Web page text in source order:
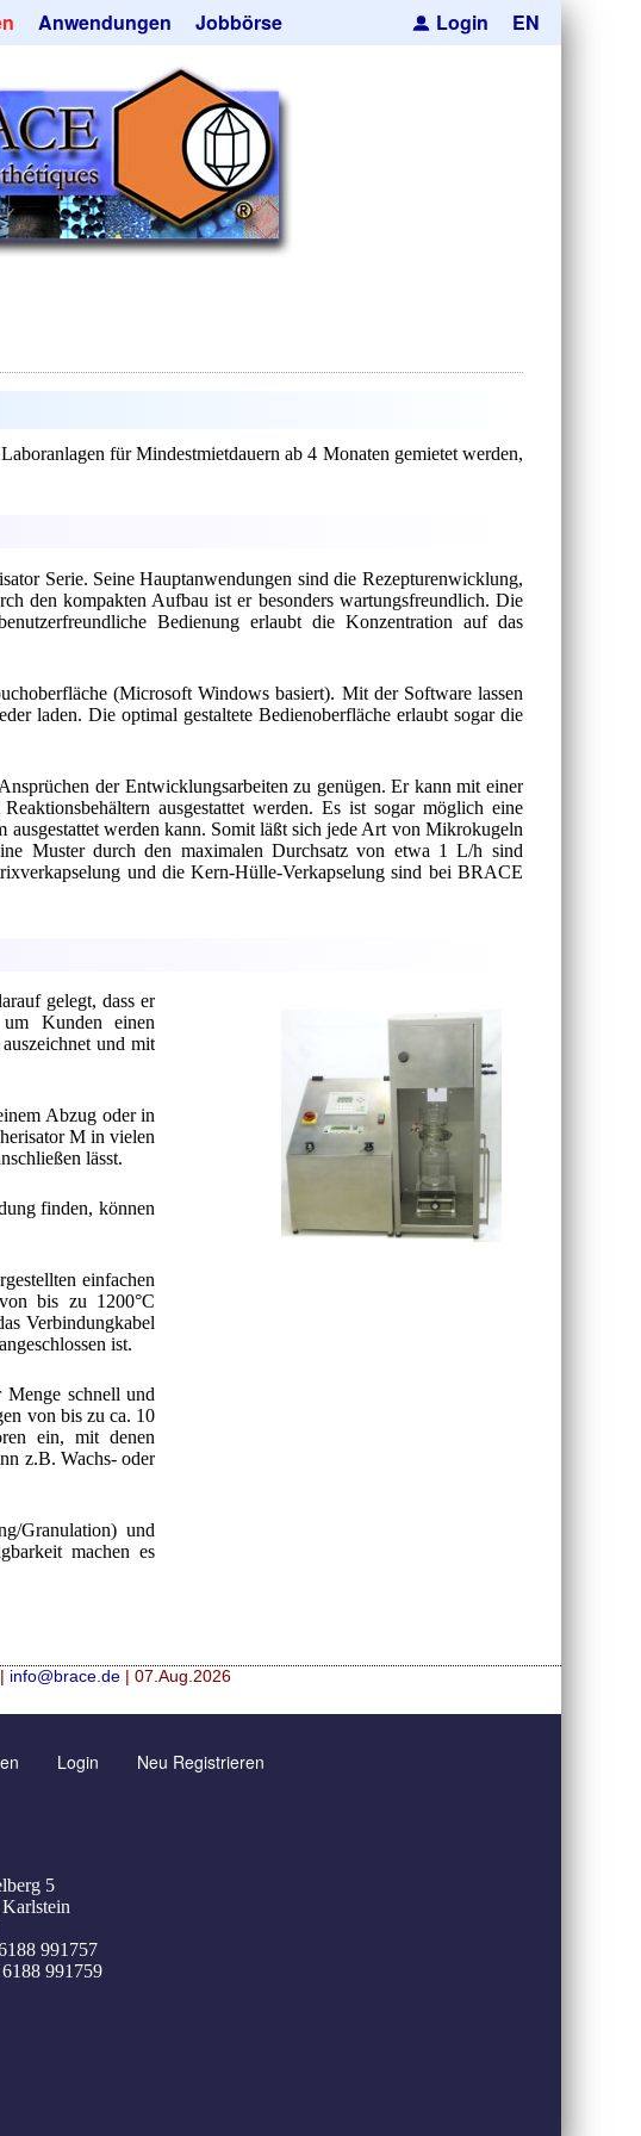
Anwendungen
Emulgatoren
Geschmacksmaskierung
Instant Kugeln
Katalysatorträger
Jobbörse Login EN
für Mindestmietdauern ab 4 Monaten gemietet werden,
Serie. Seine Hauptanwendungen sind die Rezepturenwicklung,
den kompakten Aufbau ist er besonders wartungsfreundlich. Die
Bedienung erlaubt die Konzentration auf das
(Microsoft Windows basiert). Mit der Software lassen
laden. Die optimal gestaltete Bedienoberfläche erlaubt sogar die
der Entwicklungsarbeiten zu genügen. Er kann mit einer
ausgestattet werden. Es ist sogar möglich eine
werden kann. Somit läßt sich jede Art von Mikrokugeln
Muster durch den maximalen Durchsatz von etwa 1 L/h sind
und die Kern-Hülle-Verkapselung sind bei BRACE
gelegt, dass er
Kunden einen
und mit
Abzug oder in
M in vielen
lässt.
finden, können
einfachen
bis zu 1200°C
Verbindungkabel
ist.
schnell und
von bis zu ca. 10
ein, mit denen
z.B. Wachs- oder
Granulation) und
machen es
info@brace.de | 07.Aug.2026
Login Neu Registrieren
5
991757
991759